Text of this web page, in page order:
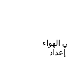
الهواء